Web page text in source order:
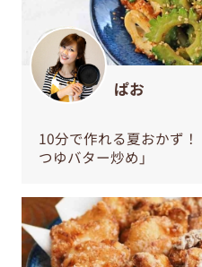
ぱお
10分で作れる夏おかず
つゆバター炒め」